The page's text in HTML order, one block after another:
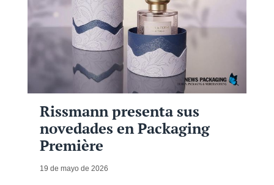
Rissmann presenta sus
novedades en Packaging
Première
19 de mayo de 2026